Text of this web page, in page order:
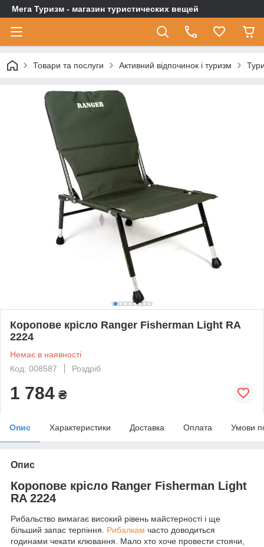
Мега Туризм - магазин туристических вещей
Товари та послуги Активний відпочинок і туризм
Коропове крісло Ranger Fisherman Light RA
2224
Немає в наявності
Код: 008587
Роздріб
1 784 ₴
Опис Характеристики Доставка Оплата Умови
Опис
Коропове крісло Ranger Fisherman Light
RA 2224
Рибальство вимагає високий рівень майстерності і ще
більший запас терпіння. Рибалкам часто доводиться
годинами чекати клювання. Мало хто хоче провести стоячи,